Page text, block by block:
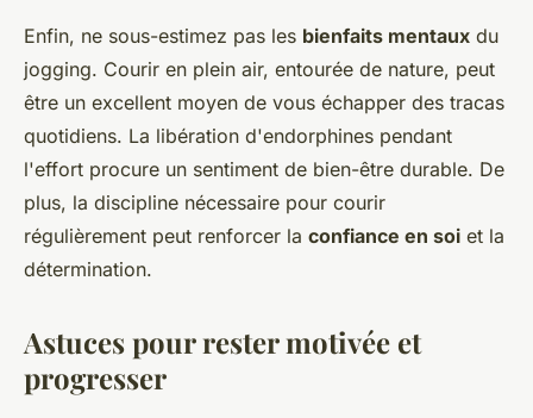
Enfin, ne sous-estimez pas les bienfaits mentaux du
jogging. Courir en plein air, entourée de nature, peut
être un excellent moyen de vous échapper des tracas
quotidiens. La libération d'endorphines pendant
l'effort procure un sentiment de bien-être durable. De
plus, la discipline nécessaire pour courir
régulièrement peut renforcer la confiance en soi et la
détermination.
Astuces pour rester motivée et
progresser